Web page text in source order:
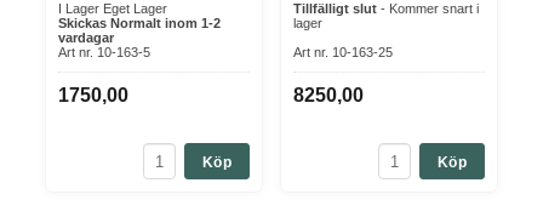
I Lager Eget Lager
Skickas Normalt inom 1-2
vardagar
Art nr. 10-163-5
1750,00
Köp
Tillfälligt slut - Kommer snart i
lager
Art nr. 10-163-25
8250,00
Köp